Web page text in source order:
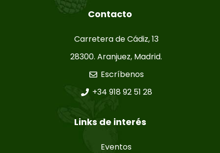
Contacto
Carretera de Cádiz, 13
28300. Aranjuez, Madrid.
Escríbenos
+34 918 92 51 28
Links de interés
Eventos